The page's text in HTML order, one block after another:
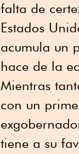
falta de
Estados
acumula un
hace de la
Mientras
con un
tiene a su